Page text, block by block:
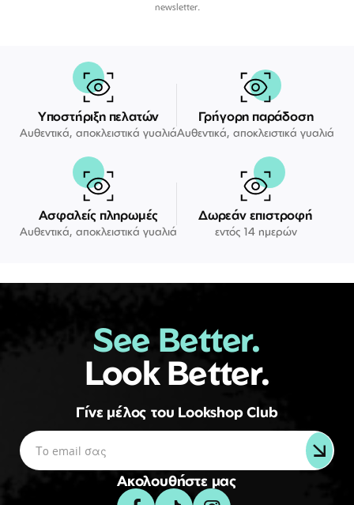
newsletter.
Υποστήριξη πελατών
Αυθεντικά, αποκλειστικά γυαλιά
Γρήγορη παράδοση
Αυθεντικά, αποκλειστικά γυαλιά
Ασφαλείς πληρωμές
Αυθεντικά, αποκλειστικά γυαλιά
Δωρεάν επιστροφή
εντός 14 ημερών
See Better.
Look Better.
Γίνε μέλος του Lookshop Club
Ακολουθήστε μας